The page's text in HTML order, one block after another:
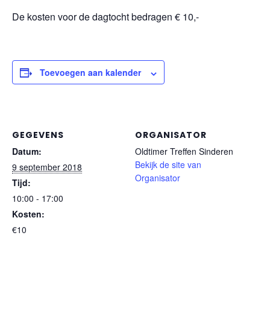
De kosten voor de dagtocht bedragen € 10,-
Toevoegen aan kalender
GEGEVENS
Datum:
9 september 2018
Tijd:
10:00 - 17:00
Kosten:
€10
ORGANISATOR
Oldtimer Treffen Sinderen
Bekijk de site van
Organisator